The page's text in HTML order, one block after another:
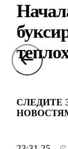
СЛЕДИТЕ